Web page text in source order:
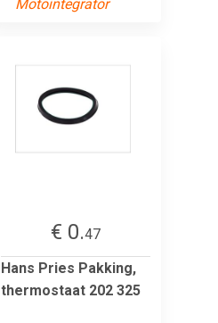
Motointegrator
€ 0.47
Hans Pries Pakking,
thermostaat 202 325